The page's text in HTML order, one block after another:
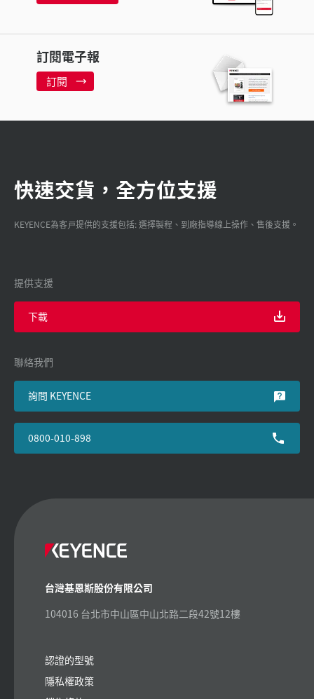
訂閱電子報
訂閱
快速交貨，全方位支援
KEYENCE為客戸提供的支援包括: 選擇製程、到廠指導線上操作、售後支援。
提供支援
下載
聯絡我們
詢問 KEYENCE
0800-010-898
台灣基恩斯股份有限公司
104016 台北市中山區中山北路二段42號12樓
認證的型號
隱私權政策